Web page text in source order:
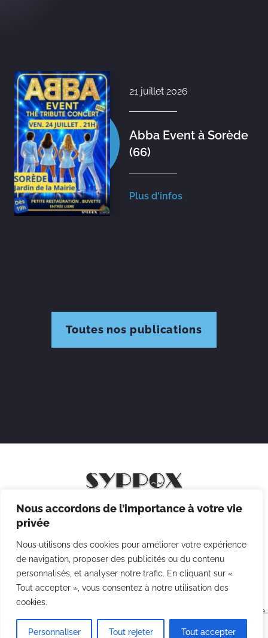
Nous accordons de l’importance à votre vie
privée
Nous utilisons des cookies pour améliorer votre expérience
de navigation, proposer des publicités ou du contenu
personnalisés, et analyser notre trafic. En cliquant sur «
Tout accepter », vous consentez à notre utilisation des
cookies.
Personnaliser Tout rejeter Tout accepter
21 juillet 2026
Abba Event à Sorède
(66)
Plus d'infos
Toutes nos publications
Mentions légales
Politique des cookies
CGV
Agence
Point Com